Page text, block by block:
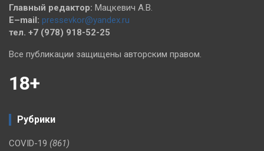
Главный редактор: Мацкевич А.В.
E–mail: pressevkor@yandex.ru
тел. +7 (978) 918-52-25
Все публикации защищены авторским правом.
18+
Рубрики
COVID-19 (861)